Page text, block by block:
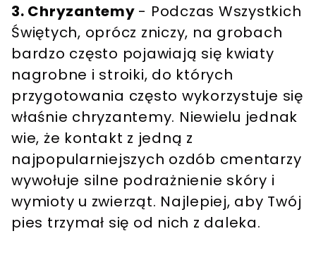
3. Chryzantemy - Podczas Wszystkich
Świętych, oprócz zniczy, na grobach
bardzo często pojawiają się kwiaty
nagrobne i stroiki, do których
przygotowania często wykorzystuje się
właśnie chryzantemy. Niewielu jednak
wie, że kontakt z jedną z
najpopularniejszych ozdób cmentarzy
wywołuje silne podrażnienie skóry i
wymioty u zwierząt. Najlepiej, aby Twój
pies trzymał się od nich z daleka.